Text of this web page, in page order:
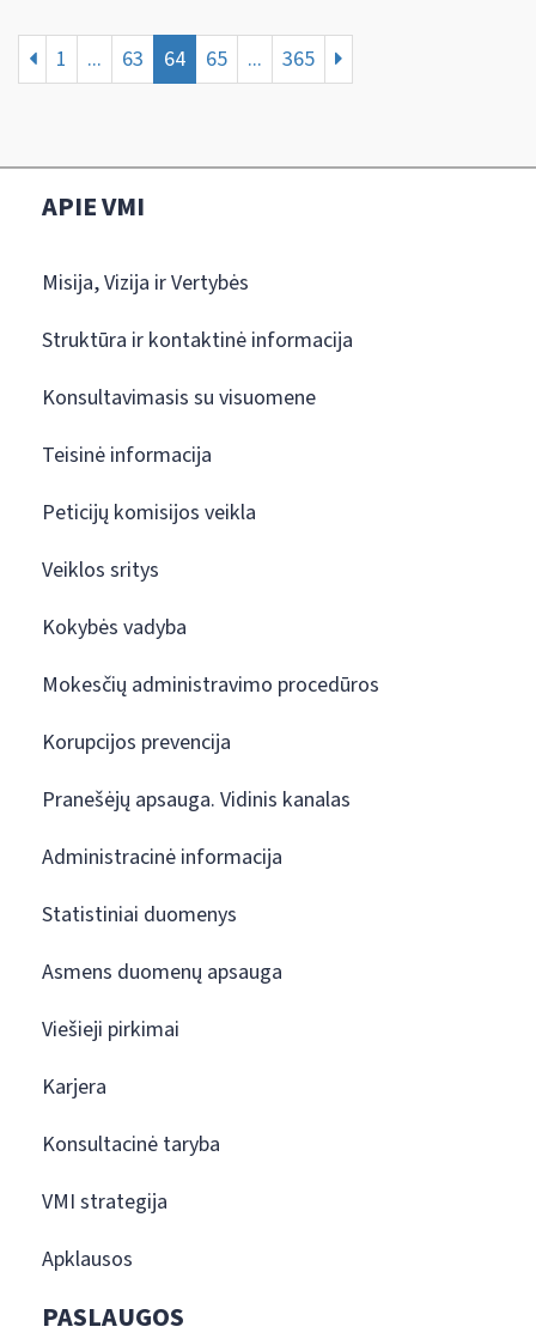
1 ... 63 64 65 ... 365
APIE VMI
Misija, Vizija ir Vertybės
Struktūra ir kontaktinė informacija
Konsultavimasis su visuomene
Teisinė informacija
Peticijų komisijos veikla
Veiklos sritys
Kokybės vadyba
Mokesčių administravimo procedūros
Korupcijos prevencija
Pranešėjų apsauga. Vidinis kanalas
Administracinė informacija
Statistiniai duomenys
Asmens duomenų apsauga
Viešieji pirkimai
Karjera
Konsultacinė taryba
VMI strategija
Apklausos
PASLAUGOS